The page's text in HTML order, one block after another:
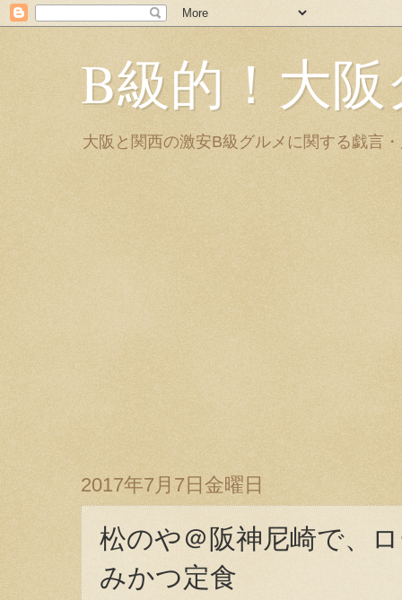
B級的！大
大阪と関西の激安B級グルメに関する戯言
2017年7月7日金曜日
松のや＠阪神尼崎で、
みかつ定食